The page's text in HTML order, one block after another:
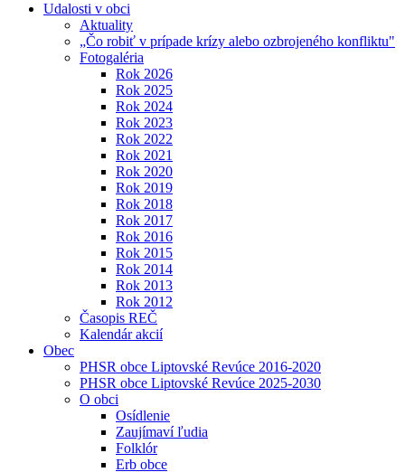
Udalosti v obci
Aktuality
„Čo robiť v prípade krízy alebo ozbrojeného konfliktu"
Fotogaléria
Rok 2026
Rok 2025
Rok 2024
Rok 2023
Rok 2022
Rok 2021
Rok 2020
Rok 2019
Rok 2018
Rok 2017
Rok 2016
Rok 2015
Rok 2014
Rok 2013
Rok 2012
Časopis REČ
Kalendár akcií
Obec
PHSR obce Liptovské Revúce 2016-2020
PHSR obce Liptovské Revúce 2025-2030
O obci
Osídlenie
Zaujímaví ľudia
Folklór
Erb obce